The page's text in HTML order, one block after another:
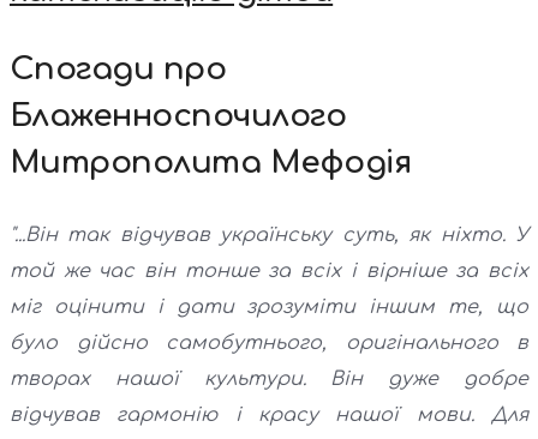
Спогади про
Блаженноспочилого
Митрополита Мефодія
"...Він так відчував українську суть, як ніхто. У
той же час він тонше за всіх і вірніше за всіх
міг оцінити і дати зрозуміти іншим те, що
було дійсно самобутнього, оригінального в
творах нашої культури. Він дуже добре
відчував гармонію і красу нашої мови. Для